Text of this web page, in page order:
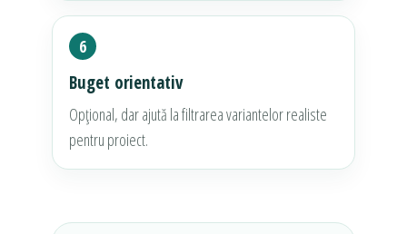
6
Buget orientativ
Opțional, dar ajută la filtrarea variantelor realiste
pentru proiect.